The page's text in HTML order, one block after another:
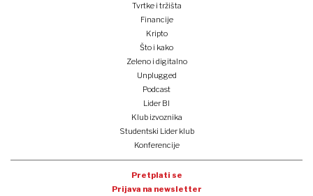
Tvrtke i tržišta
Financije
Kripto
Što i kako
Zeleno i digitalno
Unplugged
Podcast
Lider BI
Klub izvoznika
Studentski Lider klub
Konferencije
Pretplati se
Prijava na newsletter